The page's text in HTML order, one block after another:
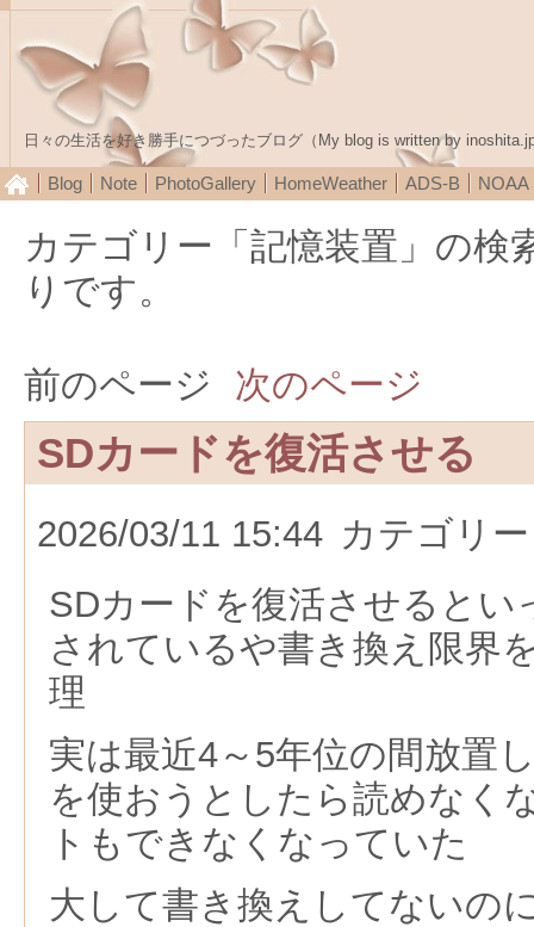
日々の生活を好き勝手につづったブログ（My blog is written by
Blog Note PhotoGallery HomeWeather ADS-B NOAA
カテゴリー「記憶装置」の検
りです。
前のページ 次のページ
SDカードを復活させる
2026/03/11 15:44 カテゴリ
SDカードを復活させるとい
されているや書き換え限界
理
実は最近4～5年位の間放置
を使おうとしたら読めなく
トもできなくなっていた
大して書き換えしてないの